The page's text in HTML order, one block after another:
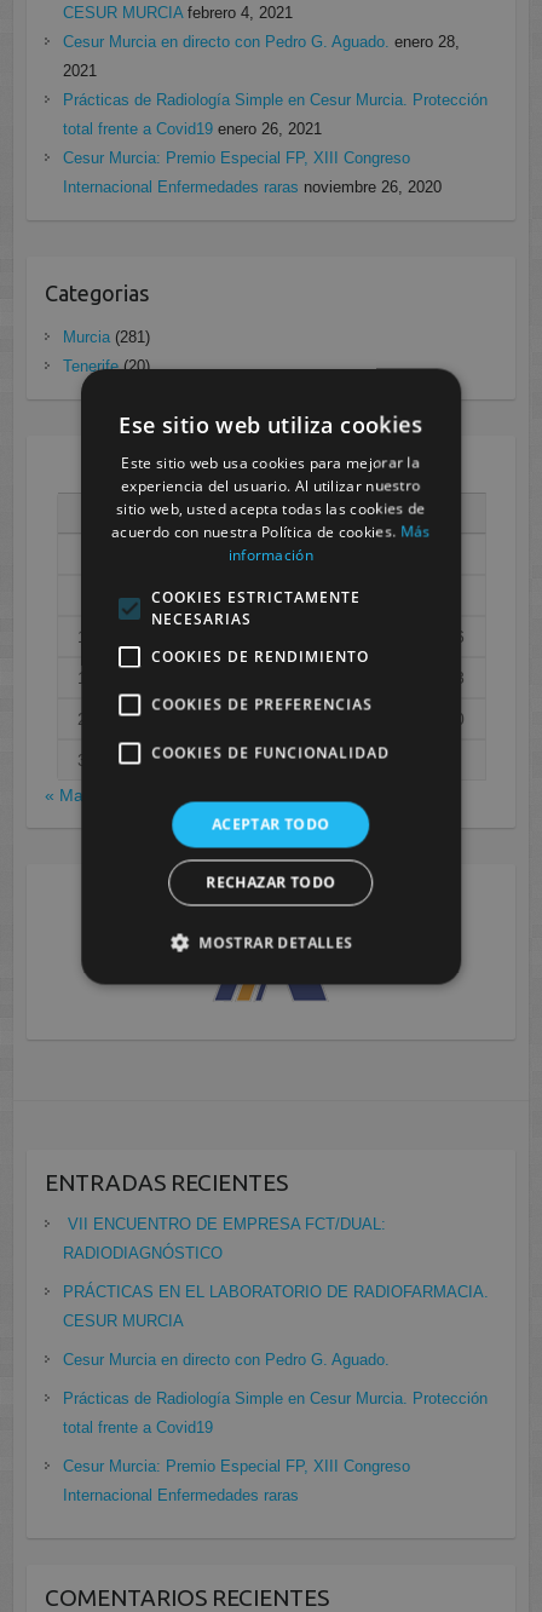
CESUR MURCIA febrero 4, 2021
Cesur Murcia en directo con Pedro G. Aguado. enero 28,
2021
Prácticas de Radiología Simple en Cesur Murcia. Protección
total frente a Covid19 enero 26, 2021
Cesur Murcia: Premio Especial FP, XIII Congreso
Internacional Enfermedades raras noviembre 26, 2020
Categorias
Murcia(281)
Tenerife(20)
AGOSTO 2026
M X J V S
4 5 6 7
10 16
17 23
24 25 30
31
« May
ENTRADAS RECIENTES
VII ENCUENTRO DE EMPRESA FCT/DUAL:
RADIODIAGNÓSTICO
PRÁCTICAS EN EL LABORATORIO DE RADIOFARMACIA.
CESUR MURCIA
Cesur Murcia en directo con Pedro G. Aguado.
Prácticas de Radiología Simple en Cesur Murcia. Protección
total frente a Covid19
Cesur Murcia: Premio Especial FP, XIII Congreso
Internacional Enfermedades raras
COMENTARIOS RECIENTES
Ese sitio web utiliza cookies
Este sitio web usa cookies para mejorar la
experiencia del usuario. Al utilizar nuestro
sitio web, usted acepta todas las cookies de
acuerdo con nuestra Política de cookies. Más
información
COOKIES ESTRICTAMENTE
NECESARIAS
COOKIES DE RENDIMIENTO
COOKIES DE PREFERENCIAS
COOKIES DE FUNCIONALIDAD
ACEPTAR TODO
RECHAZAR TODO
MOSTRAR DETALLES